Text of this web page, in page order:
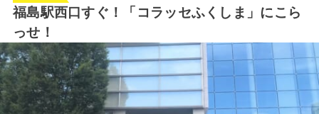
福島駅西口すぐ！「コラッセふくしま」にこら
っせ！